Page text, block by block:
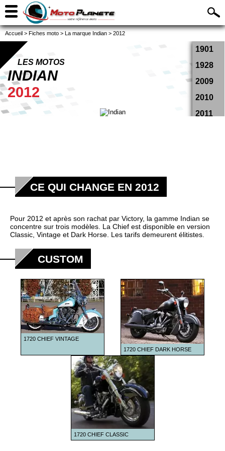
Accueil > Fiches moto > La marque Indian > 2012
1901
1928
2009
2010
2011
2018
2022
2023
2024
2025
2026
LES MOTOS
INDIAN
2012
CE QUI CHANGE EN 2012
Pour 2012 et après son rachat par Victory, la gamme Indian se
concentre sur trois modèles. La Chief est disponible en version
Classic, Vintage et Dark Horse. Les tarifs demeurent élitistes.
CUSTOM
1720 CHIEF VINTAGE
1720 CHIEF DARK HORSE
1720 CHIEF CLASSIC